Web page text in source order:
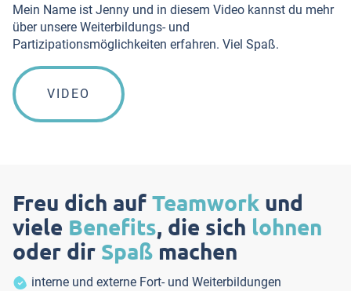
Mein Name ist Jenny und in diesem Video kannst du mehr
über unsere Weiterbildungs- und
Partizipationsmöglichkeiten erfahren. Viel Spaß.
VIDEO
Freu dich auf Teamwork und
viele Benefits, die sich lohnen
oder dir Spaß machen
interne und externe Fort- und Weiterbildungen